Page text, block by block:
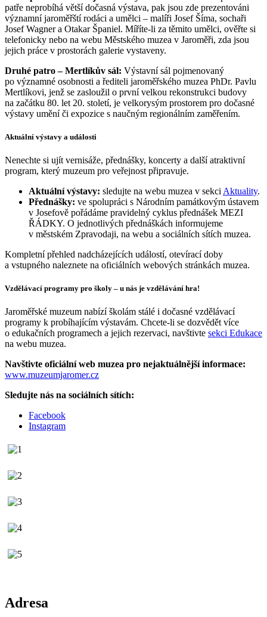
patře neprobíhá větší dočasná výstava, pak jsou zde prezentováni
významní jaroměřští rodáci a umělci – malíři Josef Šíma, sochaři
Josef Wagner a Otakar Španiel. Míříte-li za těmito umělci, ověřte si
telefonicky nebo na webu Městského muzea v Jaroměři, zda jsou
jejich práce v prostorách galerie vystaveny.
Druhé patro – Mertlíkův sál: Výstavní sál pojmenovaný
po významné osobnosti a řediteli jaroměřského muzea PhDr. Pavlu
Mertlíkovi, jenž se zasloužil o první velkou rekonstrukci budovy
na začátku 80. let 20. století, je velkorysým prostorem pro dočasné
výstavy umění či expozice s naučným regionálním zaměřením.
Aktuální výstavy a události
Nenechte si ujít vernisáže, přednášky, koncerty a další atraktivní
program, který muzeum pro veřejnost připravuje.
Aktuální výstavy: sledujte na webu muzea v sekci Aktuality.
Přednášky: ve spolupráci s Národním památkovým ústavem
v Josefově pořádáme pravidelný cyklus přednášek MEZI
ŘÁDKY. O jednotlivých přednáškách informujeme
v městském Zpravodaji, na webu a sociálních sítích muzea.
Kompletní přehled nadcházejících událostí, otevírací doby
a vstupného naleznete na oficiálních webových stránkách muzea.
Vzdělávací programy pro školy – u nás je vzdělávání hra!
Jaroměřské muzeum nabízí školám stálé i dočasné vzdělávací
programy k probíhajícím výstavám. Chcete-li se dozvědět více
o edukačních programech a jejich rezervaci, navštivte sekci Edukace
na webu muzea.
Navštivte oficiální web muzea pro nejaktuálnější informace:
www.muzeumjaromer.cz
Sledujte nás na sociálních sítích:
Facebook
Instagram
Adresa